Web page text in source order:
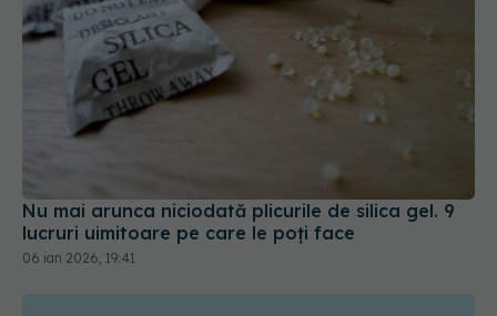
Nu mai arunca niciodată plicurile de silica gel. 9
lucruri uimitoare pe care le poți face
06 ian 2026, 19:41